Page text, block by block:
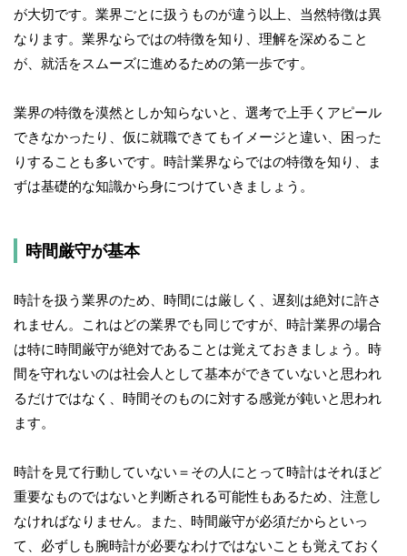
が大切です。業界ごとに扱うものが違う以上、当然特徴は異
なります。業界ならではの特徴を知り、理解を深めること
が、就活をスムーズに進めるための第一歩です。
業界の特徴を漠然としか知らないと、選考で上手くアピール
できなかったり、仮に就職できてもイメージと違い、困った
りすることも多いです。時計業界ならではの特徴を知り、ま
ずは基礎的な知識から身につけていきましょう。
時間厳守が基本
時計を扱う業界のため、時間には厳しく、遅刻は絶対に許さ
れません。これはどの業界でも同じですが、時計業界の場合
は特に時間厳守が絶対であることは覚えておきましょう。時
間を守れないのは社会人として基本ができていないと思われ
るだけではなく、時間そのものに対する感覚が鈍いと思われ
ます。
時計を見て行動していない＝その人にとって時計はそれほど
重要なものではないと判断される可能性もあるため、注意し
なければなりません。また、時間厳守が必須だからといっ
て、必ずしも腕時計が必要なわけではないことも覚えておく